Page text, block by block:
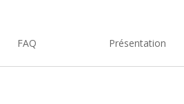
FAQ Présentation